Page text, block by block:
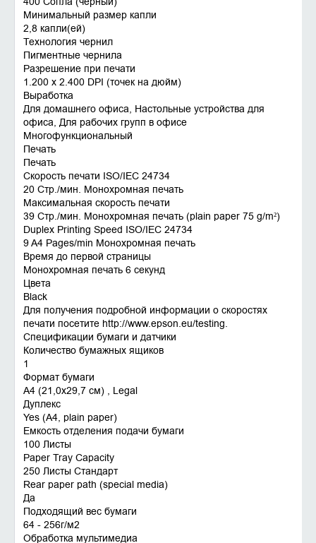
Минимальный размер капли
2,8 капли(ей)
Технология чернил
Пигментные чернила
Разрешение при печати
1.200 x 2.400 DPI (точек на дюйм)
Выработка
Для домашнего офиса, Настольные устройства для
офиса, Для рабочих групп в офисе
Многофункциональный
Печать
Печать
Скорость печати ISO/IEC 24734
20 Стр./мин. Монохромная печать
Максимальная скорость печати
39 Стр./мин. Монохромная печать (plain paper 75 g/m²)
Duplex Printing Speed ISO/IEC 24734
9 A4 Pages/min Монохромная печать
Время до первой страницы
Монохромная печать 6 секунд
Цвета
Black
Для получения подробной информации о скоростях
печати посетите http://www.epson.eu/testing.
Спецификации бумаги и датчики
Количество бумажных ящиков
1
Формат бумаги
A4 (21,0x29,7 см) , Legal
Дуплекс
Yes (A4, plain paper)
Емкость отделения подачи бумаги
100 Листы
Paper Tray Capacity
250 Листы Стандарт
Rear paper path (special media)
Да
Подходящий вес бумаги
64 - 256г/м2
Обработка мультимедиа